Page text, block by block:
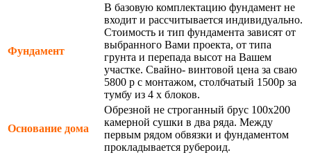
Фундамент
В базовую комплектацию фундамент не
входит и рассчитывается индивидуально.
Стоимость и тип фундамента зависят от
выбранного Вами проекта, от типа
грунта и перепада высот на Вашем
участке. Свайно- винтовой цена за сваю
5800 р с монтажом, столбчатый 1500р за
тумбу из 4 х блоков.
Основание дома
Обрезной не строганный брус 100х200
камерной сушки в два ряда. Между
первым рядом обвязки и фундаментом
прокладывается рубероид.